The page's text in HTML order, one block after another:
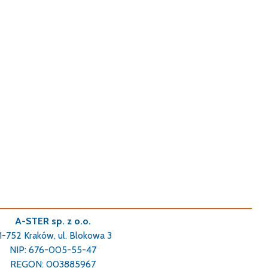
A-STER sp. z o.o.
752 Kraków, ul. Blokowa 3
NIP: 676-005-55-47
REGON: 003885967